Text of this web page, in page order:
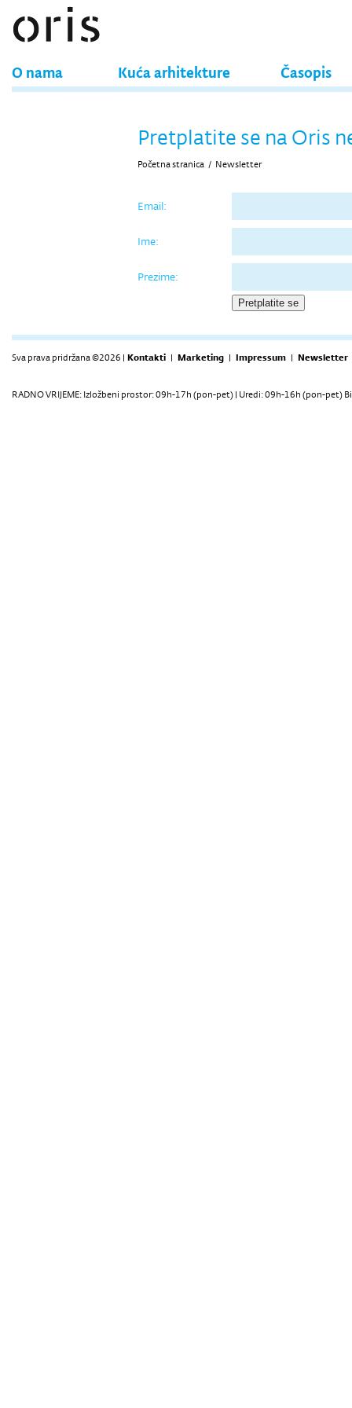
O nama Kuća arhitekture Časopis
Pretplatite se na Oris
Početna stranica / Newsletter
Email:
Ime:
Prezime:
Sva prava pridržana ©2026 | Kontakti | Marketing | Impressum | Newsletter
RADNO VRIJEME: Izložbeni prostor: 09h-17h (pon-pet) | Uredi: 09h-16h (pon-pet)